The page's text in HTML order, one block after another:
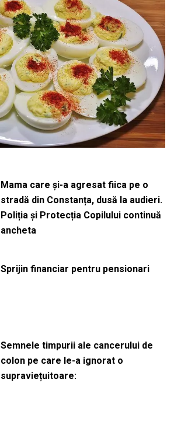
Mama care și-a agresat fiica pe o
stradă din Constanța, dusă la audieri.
Poliția și Protecția Copilului continuă
ancheta
Sprijin financiar pentru pensionari
Semnele timpurii ale cancerului de
colon pe care le-a ignorat o
supraviețuitoare: